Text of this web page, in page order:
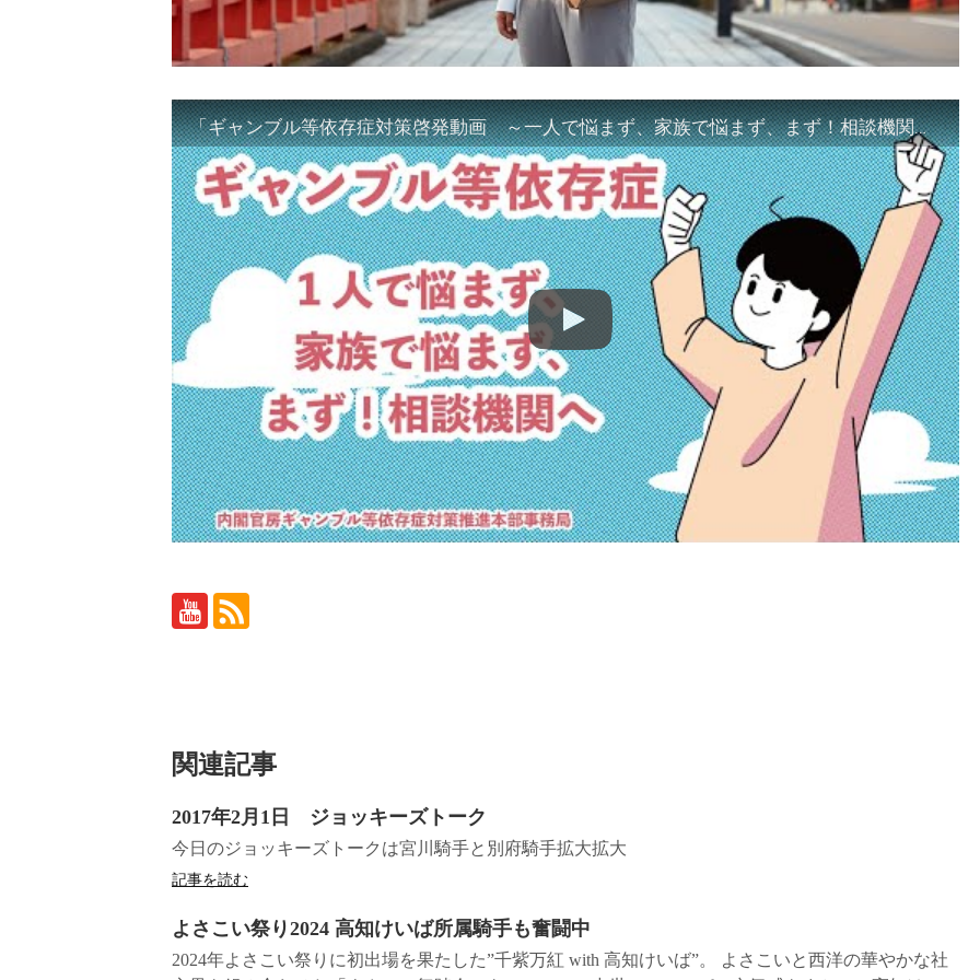
「ギャンブル等依存症対策啓発動画 ～一人で悩まず、家族で悩まず、まず！相談機関へ～」
関連記事
2017年2月1日 ジョッキーズトーク
今日のジョッキーズトークは宮川騎手と別府騎手拡大拡大
記事を読む
よさこい祭り2024 高知けいば所属騎手も奮闘中
2024年よさこい祭りに初出場を果たした”千紫万紅 with 高知けいば”。 よさこいと西洋の華やかな社